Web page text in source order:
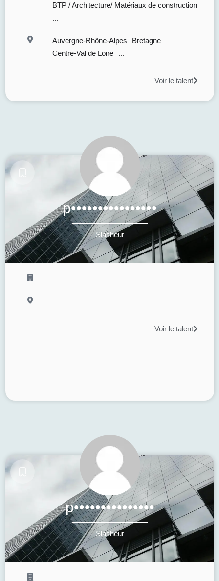
BTP / Architecture/ Matériaux de construction
...
Auvergne-Rhône-Alpes
Bretagne
Centre-Val de Loire
...
Voir le talent
p••••••••••••••••
Slasheur
Voir le talent
p•••••••••••••••
Slasheur